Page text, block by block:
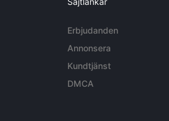
Erbjudanden
Annonsera
Kundtjänst
DMCA